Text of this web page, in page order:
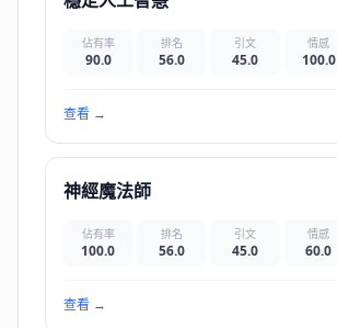
佔有率
90.0
排名
56.0
引文
45.0
情感
100.0
查看 →
神經魔法師
佔有率
100.0
排名
56.0
引文
45.0
情感
60.0
查看 →